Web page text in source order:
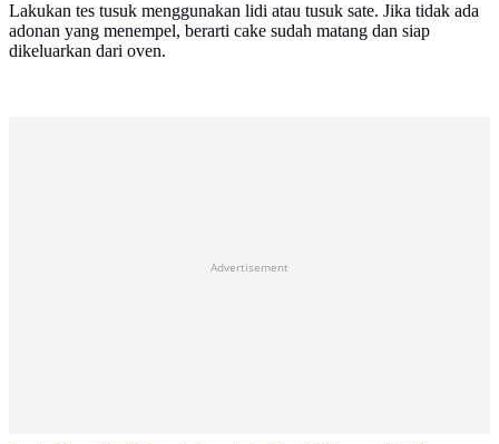
Lakukan tes tusuk menggunakan lidi atau tusuk sate. Jika tidak ada
adonan yang menempel, berarti cake sudah matang dan siap
dikeluarkan dari oven.
Advertisement